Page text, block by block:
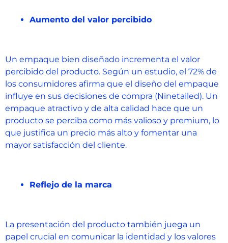
Aumento del valor percibido
Un empaque bien diseñado incrementa el valor
percibido del producto. Según un estudio, el 72% de
los consumidores afirma que el diseño del empaque
influye en sus decisiones de compra (Ninetailed)​​. Un
empaque atractivo y de alta calidad hace que un
producto se perciba como más valioso y premium, lo
que justifica un precio más alto y fomentar una
mayor satisfacción del cliente.
Reflejo de la marca
La presentación del producto también juega un
papel crucial en comunicar la identidad y los valores